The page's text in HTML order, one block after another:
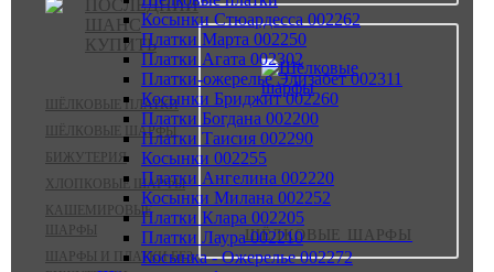
ПОСЛЕДНИЙ
ШАНС
КУПИТЬ
ШЁЛКОВЫЕ ПЛАТКИ
ШЁЛКОВЫЕ ШАРФЫ
БИЖУТЕРИЯ
ХЛОПКОВЫЕ ШАРФЫ
КАШЕМИРОВЫЕ
ШАРФЫ
ШАРФЫ И ПЛАТКИ БЕЗ
ШЁЛКОВЫЕ ШАРФЫ
Косынки Стюардесса 002262
Платки Марта 002250
Платки Агата 002302
Платки-ожерелье Элизабет 002311
Косынки Бриджит 002260
Платки Богдана 002200
Платки Таисия 002290
Косынки 002255
Платки Ангелина 002220
Косынки Милана 002252
Платки Клара 002205
Платки Лаура 002210
Косынка - Ожерелье 002272